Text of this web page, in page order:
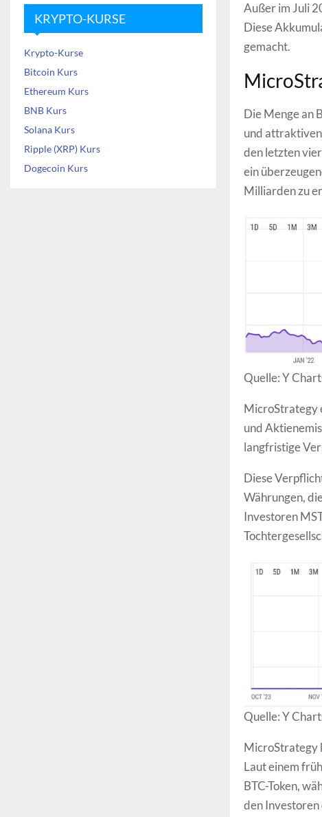
Außer im Juli
Diese
gemacht.
Die Menge an
und
den letzten
ein
Milliarden zu
Quelle: Y
MicroStrategy
und
langfristige
Diese
Währungen,
Investoren
Quelle: Y
MicroStrategy
Laut einem
BTC-Token,
den Investoren
KRYPTO-KURSE
Krypto-Kurse
Bitcoin Kurs
Ethereum Kurs
BNB Kurs
Solana Kurs
Ripple (XRP) Kurs
Dogecoin Kurs